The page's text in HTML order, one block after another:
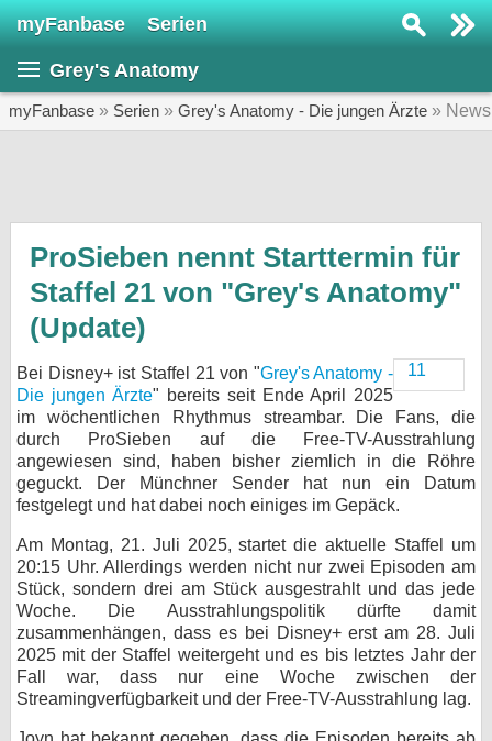
myFanbase Serien
Grey's Anatomy
myFanbase » Serien » Grey's Anatomy - Die jungen Ärzte » News
ProSieben nennt Starttermin für
Staffel 21 von "Grey's Anatomy"
(Update)
11
Bei Disney+ ist Staffel 21 von "Grey's Anatomy -
Die jungen Ärzte" bereits seit Ende April 2025
im wöchentlichen Rhythmus streambar. Die Fans, die
durch ProSieben auf die Free-TV-Ausstrahlung
angewiesen sind, haben bisher ziemlich in die Röhre
geguckt. Der Münchner Sender hat nun ein Datum
festgelegt und hat dabei noch einiges im Gepäck.
Am Montag, 21. Juli 2025, startet die aktuelle Staffel um
20:15 Uhr. Allerdings werden nicht nur zwei Episoden am
Stück, sondern drei am Stück ausgestrahlt und das jede
Woche. Die Ausstrahlungspolitik dürfte damit
zusammenhängen, dass es bei Disney+ erst am 28. Juli
2025 mit der Staffel weitergeht und es bis letztes Jahr der
Fall war, dass nur eine Woche zwischen der
Streamingverfügbarkeit und der Free-TV-Ausstrahlung lag.
SERIEN
Veranstaltungen
SERVICE
Gewinnspiele
Forum
bei Facebook
Kontakt
Nutzungsbedingungen
Datenschutz